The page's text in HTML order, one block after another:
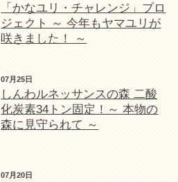
「かなユリ・チャレンジ」プロ
ジェクト ～ 今年もヤマユリが
咲きました！ ～
07月25日
しんわルネッサンスの森 二酸
化炭素34トン固定！～ 本物の
森に見守られて ～
07月20日